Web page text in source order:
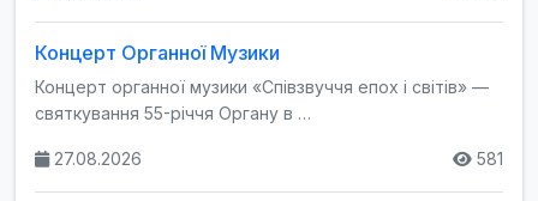
Концерт Органної Музики
Концерт органної музики «Співзвуччя епох і світів» —
святкування 55-річчя Органу в …
27.08.2026 581